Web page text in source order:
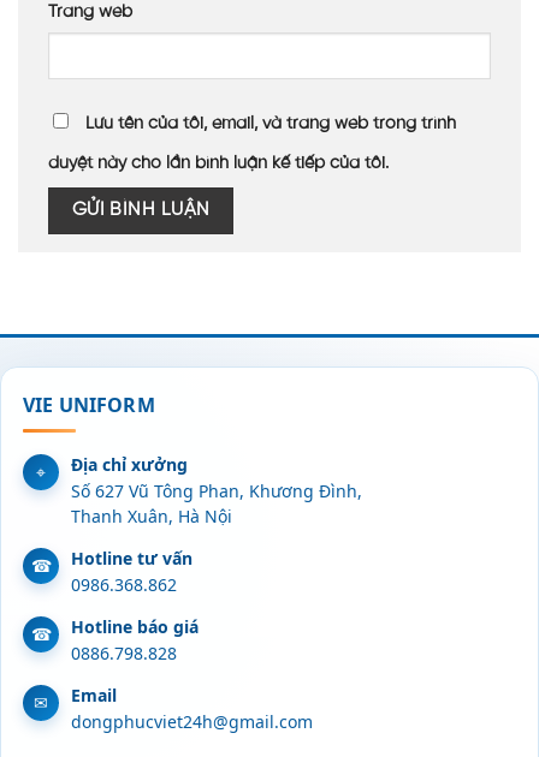
Trang web
Lưu tên của tôi, email, và trang web trong trình
duyệt này cho lần bình luận kế tiếp của tôi.
VIE UNIFORM
Địa chỉ xưởng
Số 627 Vũ Tông Phan, Khương Đình,
Thanh Xuân, Hà Nội
Hotline tư vấn
0986.368.862
Hotline báo giá
0886.798.828
Email
dongphucviet24h@gmail.com